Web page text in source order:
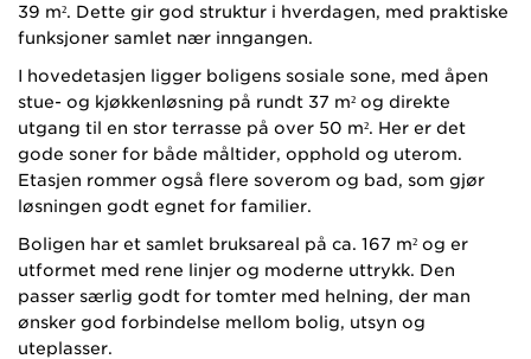
39 m². Dette gir god struktur i hverdagen, med praktiske
funksjoner samlet nær inngangen.
I hovedetasjen ligger boligens sosiale sone, med åpen
stue- og kjøkkenløsning på rundt 37 m² og direkte
utgang til en stor terrasse på over 50 m². Her er det
gode soner for både måltider, opphold og uterom.
Etasjen rommer også flere soverom og bad, som gjør
løsningen godt egnet for familier.
Boligen har et samlet bruksareal på ca. 167 m² og er
utformet med rene linjer og moderne uttrykk. Den
passer særlig godt for tomter med helning, der man
ønsker god forbindelse mellom bolig, utsyn og
uteplasser.